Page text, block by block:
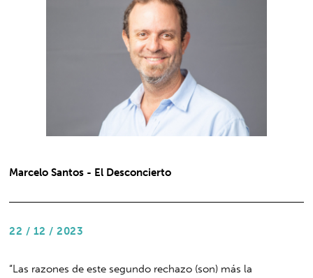
Marcelo Santos - El Desconcierto
22 / 12 / 2023
“Las razones de este segundo rechazo (son) más la